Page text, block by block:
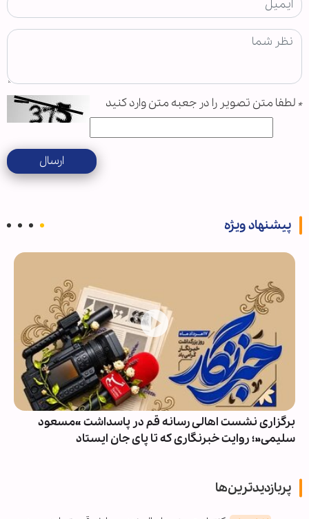
* لطفا متن تصویر را در جعبه متن وارد کنید
ارسال
پیشنهاد ویژه
برگزاری نشست اهالی رسانه قم در پاسداشت «مسعود
سلیمی»؛ روایت خبرنگاری که تا پای جان ایستاد
پربازدیدترین‌ها